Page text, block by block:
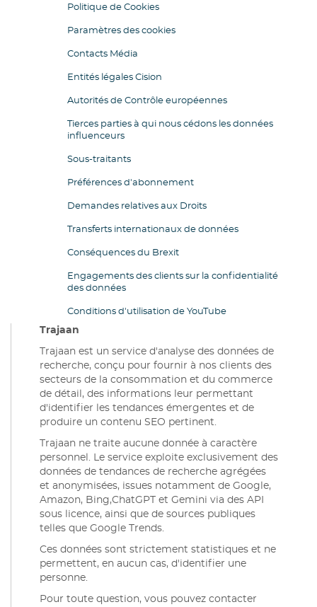
Politique de Cookies
Paramètres des cookies
Contacts Média
Entités légales Cision
Autorités de Contrôle européennes
Tierces parties à qui nous cédons les données
influenceurs
Sous-traitants
Préférences d'abonnement
Demandes relatives aux Droits
Transferts internationaux de données
Conséquences du Brexit
Engagements des clients sur la confidentialité
des données
Conditions d'utilisation de YouTube
Trajaan
Trajaan est un service d'analyse des données de
recherche, conçu pour fournir à nos clients des
secteurs de la consommation et du commerce
de détail, des informations leur permettant
d'identifier les tendances émergentes et de
produire un contenu SEO pertinent.
Trajaan ne traite aucune donnée à caractère
personnel. Le service exploite exclusivement des
données de tendances de recherche agrégées
et anonymisées, issues notamment de Google,
Amazon, Bing,ChatGPT et Gemini via des API
sous licence, ainsi que de sources publiques
telles que Google Trends.
Ces données sont strictement statistiques et ne
permettent, en aucun cas, d'identifier une
personne.
Pour toute question, vous pouvez contacter